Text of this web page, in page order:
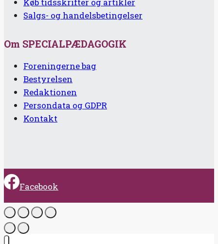
Salgs- og handelsbetingelser
Om SPECIALPÆDAGOGIK
Foreningerne bag
Bestyrelsen
Redaktionen
Persondata og GDPR
Kontakt
Facebook